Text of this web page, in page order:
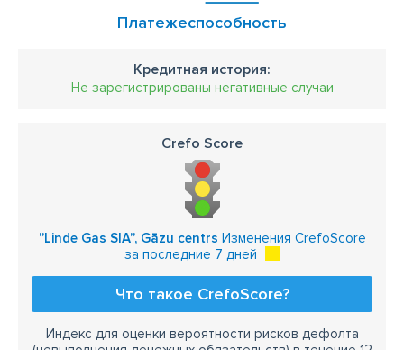
Платежеспособность
Кредитная история:
Не зарегистрированы негативные случаи
Crefo Score
”Linde Gas SIA”, Gāzu centrs Изменения CrefoScore
за последние 7 дней
Что такое CrefoScore?
Индекс для оценки вероятности рисков дефолта